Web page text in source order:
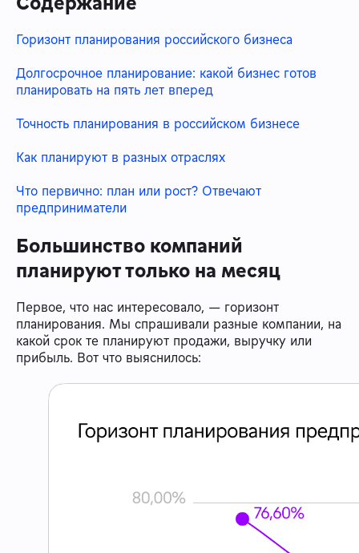
Горизонт планирования российского бизнеса
Долгосрочное планирование: какой бизнес готов
планировать на пять лет вперед
Точность планирования в российском бизнесе
Как планируют в разных отраслях
Что первично: план или рост? Отвечают
предприниматели
Большинство компаний
планируют только на месяц
Первое, что нас интересовало, — горизонт
планирования. Мы спрашивали разные компании, на
какой срок те планируют продажи, выручку или
прибыль. Вот что выяснилось: